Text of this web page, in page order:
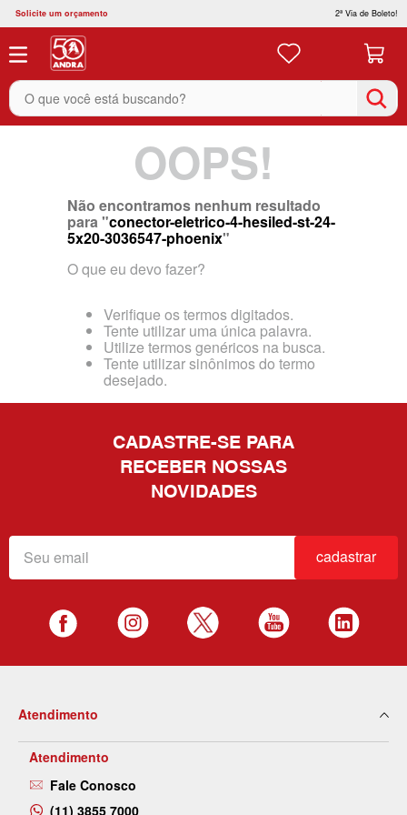
Solicite um orçamento 2ª Via de Boleto!
O que você está buscando?
OOPS!
Não encontramos nenhum resultado
para "conector-eletrico-4-hesiled-st-24-
5x20-3036547-phoenix"
O que eu devo fazer?
Verifique os termos digitados.
Tente utilizar uma única palavra.
Utilize termos genéricos na busca.
Tente utilizar sinônimos do termo
desejado.
CADASTRE-SE PARA
RECEBER NOSSAS
NOVIDADES
cadastrar
Atendimento
Atendimento
Fale Conosco
(11) 3855 7000